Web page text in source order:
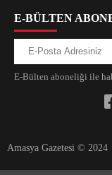
E-BÜLTEN
E-Bülten aboneliği ile
Amasya Gazetesi © 2024